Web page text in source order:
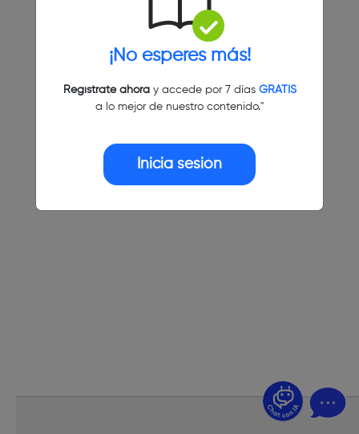
¡No esperes más!
Regístrate ahoray accede por 7 días GRATIS
a lo mejor de nuestro contenido."
Inicia sesión